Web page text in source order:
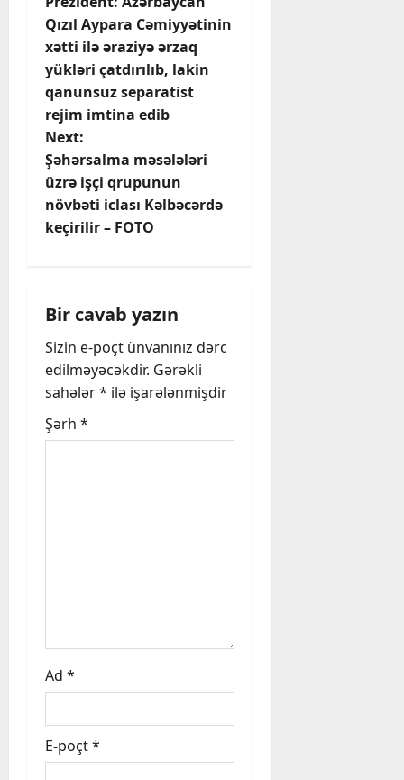
o
s
t
n
a
v
a
t
i
o
Qızıl Aypara Cəmiyyətinin
xətti ilə əraziyə ərzaq
yükləri çatdırılıb, lakin
qanunsuz separatist
rejim imtina edib
Next:
Şəhərsalma məsələləri
üzrə işçi qrupunun
növbəti iclası Kəlbəcərdə
keçirilir – FOTO
Bir cavab yazın
Sizin e-poçt ünvanınız dərc
edilməyəcəkdir. Gərəkli
sahələr* ilə işarələnmişdir
Şərh *
Ad *
E-poçt*